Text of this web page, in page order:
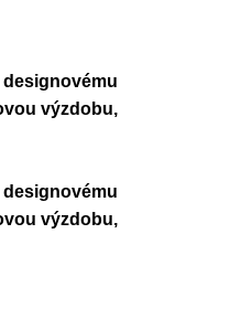
designovému
výzdobu,
designovému
výzdobu,